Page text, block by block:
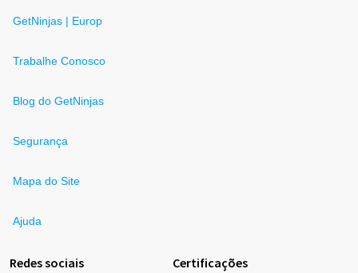
GetNinjas | Europ
Trabalhe Conosco
Blog do GetNinjas
Segurança
Mapa do Site
Ajuda
Redes sociais Certificações